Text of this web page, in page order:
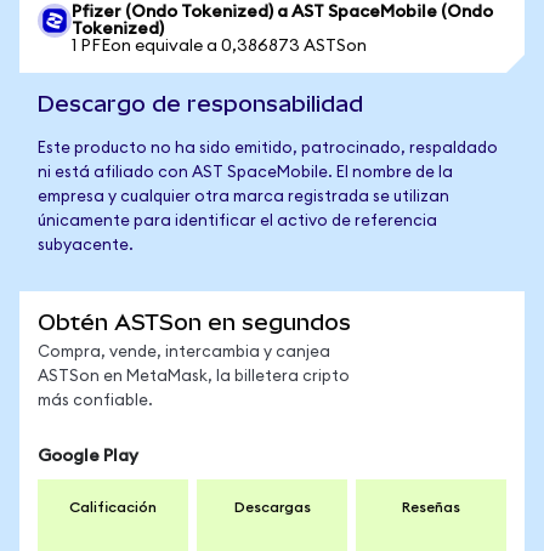
Pfizer (Ondo Tokenized) a AST SpaceMobile (Ondo
Tokenized)
1 PFEon equivale a 0,386873 ASTSon
Descargo de responsabilidad
Este producto no ha sido emitido, patrocinado, respaldado
ni está afiliado con AST SpaceMobile. El nombre de la
empresa y cualquier otra marca registrada se utilizan
únicamente para identificar el activo de referencia
subyacente.
Obtén ASTSon en segundos
Compra, vende, intercambia y canjea
ASTSon en MetaMask, la billetera cripto
más confiable.
Google Play
Calificación Descargas Reseñas